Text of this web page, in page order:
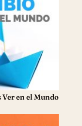
Ver en el Mundo